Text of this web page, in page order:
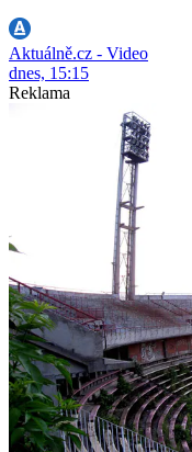
Aktuálně.cz - Video
dnes, 15:15
Reklama